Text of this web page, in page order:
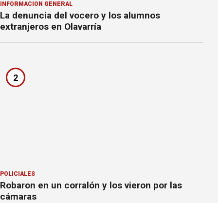
INFORMACION GENERAL
La denuncia del vocero y los alumnos
extranjeros en Olavarría
2
POLICIALES
Robaron en un corralón y los vieron por las
cámaras